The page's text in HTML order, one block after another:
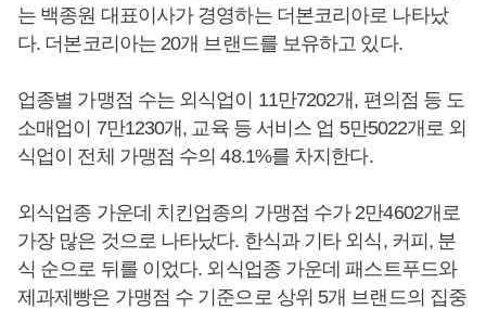
는 백종원 대표이사가 경영하는 더본코리아로 나타났
다. 더본코리아는 20개 브랜드를 보유하고 있다.
업종별 가맹점 수는 외식업이 11만7202개, 편의점 등 도
소매업이 7만1230개, 교육 등 서비스 업 5만5022개로 외
식업이 전체 가맹점 수의 48.1%를 차지한다.
외식업종 가운데 치킨업종의 가맹점 수가 2만4602개로
가장 많은 것으로 나타났다. 한식과 기타 외식, 커피, 분
식 순으로 뒤를 이었다. 외식업종 가운데 패스트푸드와
제과제빵은 가맹점 수 기준으로 상위 5개 브랜드의 집중